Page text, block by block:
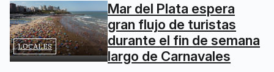
LOCALES
Mar del Plata espera
gran flujo de turistas
durante el fin de semana
largo de Carnavales